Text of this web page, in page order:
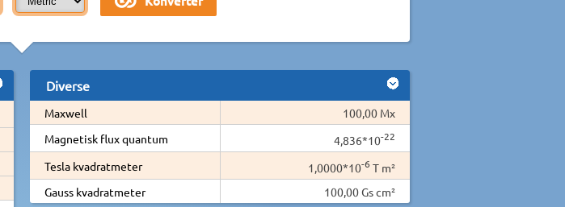
Diverse
Maxwell
100,00 Mx
Magnetisk flux quantum
4,836*10-22
Tesla kvadratmeter 1,0000*10-6 T m²
Gauss kvadratmeter
100,00 Gs cm²